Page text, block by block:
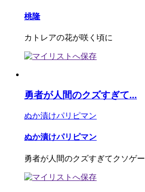
桃隆
カトレアの花が咲く頃に
勇者が人間のクズすぎて...
ぬか漬けパリピマン
ぬか漬けパリピマン
勇者が人間のクズすぎてクソゲー